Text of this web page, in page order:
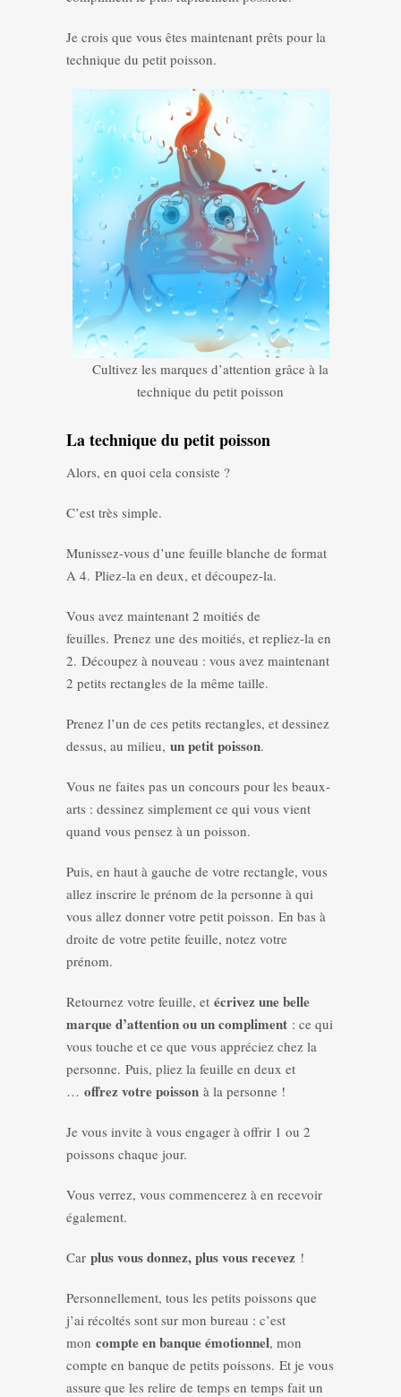
Je crois que vous êtes maintenant prêts pour la
technique du petit poisson.
Cultivez les marques d’attention grâce à la
technique du petit poisson
La technique du petit poisson
Alors, en quoi cela consiste ?
C’est très simple.
Munissez-vous d’une feuille blanche de format
A 4. Pliez-la en deux, et découpez-la.
Vous avez maintenant 2 moitiés de
feuilles. Prenez une des moitiés, et repliez-la en
2. Découpez à nouveau : vous avez maintenant
2 petits rectangles de la même taille.
Prenez l’un de ces petits rectangles, et dessinez
dessus, au milieu, un petit poisson.
Vous ne faites pas un concours pour les beaux-
arts : dessinez simplement ce qui vous vient
quand vous pensez à un poisson.
Puis, en haut à gauche de votre rectangle, vous
allez inscrire le prénom de la personne à qui
vous allez donner votre petit poisson. En bas à
droite de votre petite feuille, notez votre
prénom.
Retournez votre feuille, et écrivez une belle
marque d’attention ou un compliment : ce qui
vous touche et ce que vous appréciez chez la
personne. Puis, pliez la feuille en deux et
… offrez votre poisson à la personne !
Je vous invite à vous engager à offrir 1 ou 2
poissons chaque jour.
Vous verrez, vous commencerez à en recevoir
également.
Car plus vous donnez, plus vous recevez !
Personnellement, tous les petits poissons que
j’ai récoltés sont sur mon bureau : c’est
mon compte en banque émotionnel, mon
compte en banque de petits poissons. Et je vous
assure que les relire de temps en temps fait un